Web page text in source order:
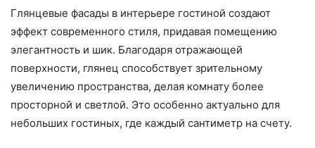
Глянцевые фасады в интерьере гостиной создают
эффект современного стиля, придавая помещению
элегантность и шик. Благодаря отражающей
поверхности, глянец способствует зрительному
увеличению пространства, делая комнату более
просторной и светлой. Это особенно актуально для
небольших гостиных, где каждый сантиметр на счету.